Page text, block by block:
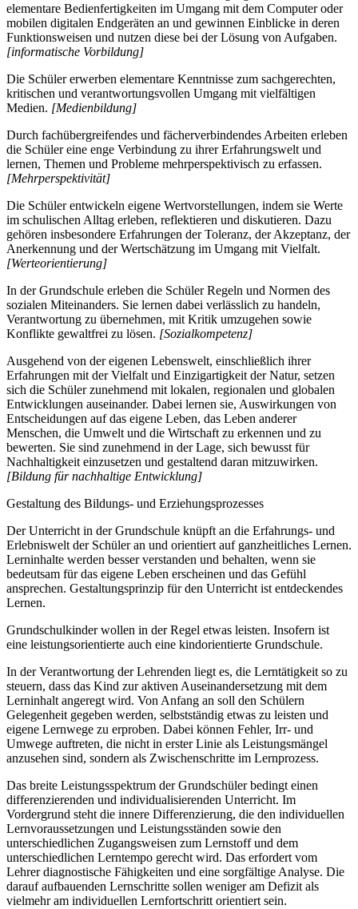
elementare Bedienfertigkeiten im Umgang mit dem Computer oder
mobilen digitalen Endgeräten an und gewinnen Einblicke in deren
Funktionsweisen und nutzen diese bei der Lösung von Aufgaben.
[informatische Vorbildung]
Die Schüler erwerben elementare Kenntnisse zum sachgerechten,
kritischen und verantwortungsvollen Umgang mit vielfältigen
Medien. [Medienbildung]
Durch fachübergreifendes und fächerverbindendes Arbeiten erleben
die Schüler eine enge Verbindung zu ihrer Erfahrungswelt und
lernen, Themen und Probleme mehrperspektivisch zu erfassen.
[Mehrperspektivität]
Die Schüler entwickeln eigene Wertvorstellungen, indem sie Werte
im schulischen Alltag erleben, reflektieren und diskutieren. Dazu
gehören insbesondere Erfahrungen der Toleranz, der Akzeptanz, der
Anerkennung und der Wertschätzung im Umgang mit Vielfalt.
[Werteorientierung]
In der Grundschule erleben die Schüler Regeln und Normen des
sozialen Miteinanders. Sie lernen dabei verlässlich zu handeln,
Verantwortung zu übernehmen, mit Kritik umzugehen sowie
Konflikte gewaltfrei zu lösen. [Sozialkompetenz]
Ausgehend von der eigenen Lebenswelt, einschließlich ihrer
Erfahrungen mit der Vielfalt und Einzigartigkeit der Natur, setzen
sich die Schüler zunehmend mit lokalen, regionalen und globalen
Entwicklungen auseinander. Dabei lernen sie, Auswirkungen von
Entscheidungen auf das eigene Leben, das Leben anderer
Menschen, die Umwelt und die Wirtschaft zu erkennen und zu
bewerten. Sie sind zunehmend in der Lage, sich bewusst für
Nachhaltigkeit einzusetzen und gestaltend daran mitzuwirken.
[Bildung für nachhaltige Entwicklung]
Gestaltung des Bildungs- und Erziehungsprozesses
Der Unterricht in der Grundschule knüpft an die Erfahrungs- und
Erlebniswelt der Schüler an und orientiert auf ganzheitliches Lernen.
Lerninhalte werden besser verstanden und behalten, wenn sie
bedeutsam für das eigene Leben erscheinen und das Gefühl
ansprechen. Gestaltungsprinzip für den Unterricht ist entdeckendes
Lernen.
Grundschulkinder wollen in der Regel etwas leisten. Insofern ist
eine leistungsorientierte auch eine kindorientierte Grundschule.
In der Verantwortung der Lehrenden liegt es, die Lerntätigkeit so zu
steuern, dass das Kind zur aktiven Auseinandersetzung mit dem
Lerninhalt angeregt wird. Von Anfang an soll den Schülern
Gelegenheit gegeben werden, selbstständig etwas zu leisten und
eigene Lernwege zu erproben. Dabei können Fehler, Irr- und
Umwege auftreten, die nicht in erster Linie als Leistungsmängel
anzusehen sind, sondern als Zwischenschritte im Lernprozess.
Das breite Leistungsspektrum der Grundschüler bedingt einen
differenzierenden und individualisierenden Unterricht. Im
Vordergrund steht die innere Differenzierung, die den individuellen
Lernvoraussetzungen und Leistungsständen sowie den
unterschiedlichen Zugangsweisen zum Lernstoff und dem
unterschiedlichen Lerntempo gerecht wird. Das erfordert vom
Lehrer diagnostische Fähigkeiten und eine sorgfältige Analyse. Die
darauf aufbauenden Lernschritte sollen weniger am Defizit als
vielmehr am individuellen Lernfortschritt orientiert sein.